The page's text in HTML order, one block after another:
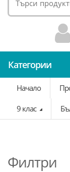
Категории
Начало
9 клас
Филтри